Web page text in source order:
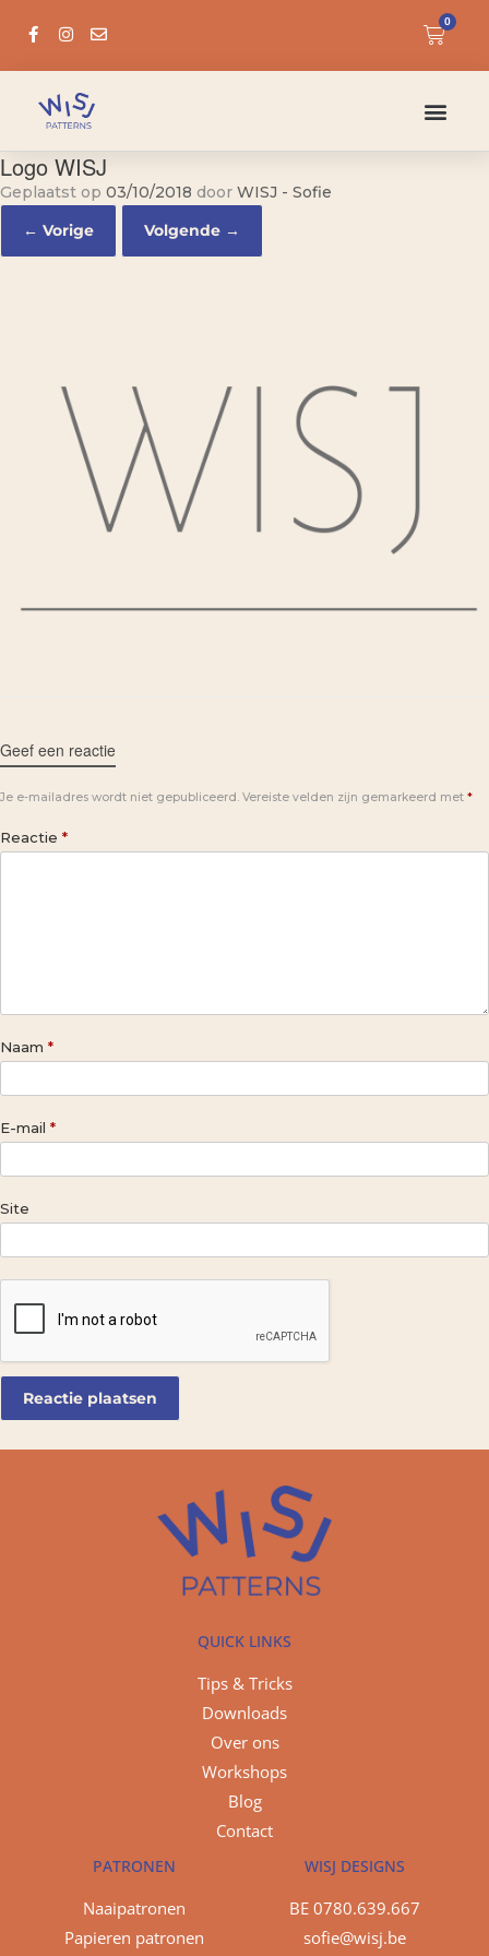
0
Logo WISJ
Geplaatst op 03/10/2018 door WISJ - Sofie
← Vorige
Volgende →
Geef een reactie
Je e-mailadres wordt niet gepubliceerd. Vereiste velden zijn gemarkeerd met *
Reactie *
Naam *
E-mail *
Site
QUICK LINKS
Tips & Tricks
Downloads
Over ons
Workshops
Blog
Contact
PATRONEN
Naaipatronen
Papieren patronen
WISJ DESIGNS
BE 0780.639.667
sofie@wisj.be